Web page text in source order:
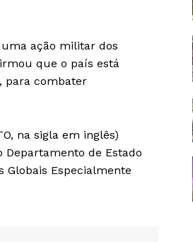
ação militar dos
que o país está
para combater
na sigla em inglês)
de Estado
Especialmente